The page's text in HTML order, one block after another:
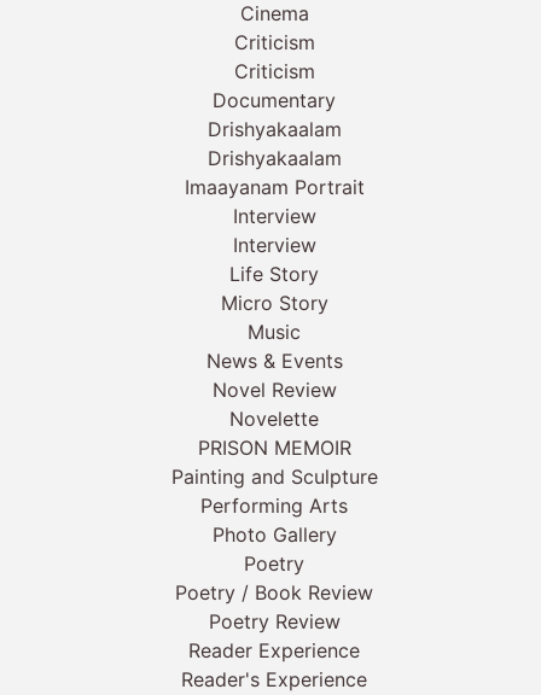
Cinema
Criticism
Criticism
Documentary
Drishyakaalam
Drishyakaalam
Imaayanam Portrait
Interview
Interview
Life Story
Micro Story
Music
News & Events
Novel Review
Novelette
PRISON MEMOIR
Painting and Sculpture
Performing Arts
Photo Gallery
Poetry
Poetry / Book Review
Poetry Review
Reader Experience
Reader's Experience